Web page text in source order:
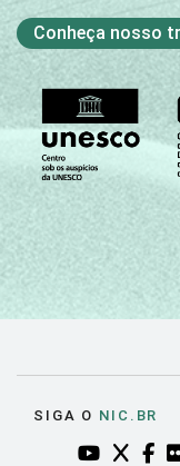
Conheça nosso
SIGA O NIC.BR
YOUTUBE